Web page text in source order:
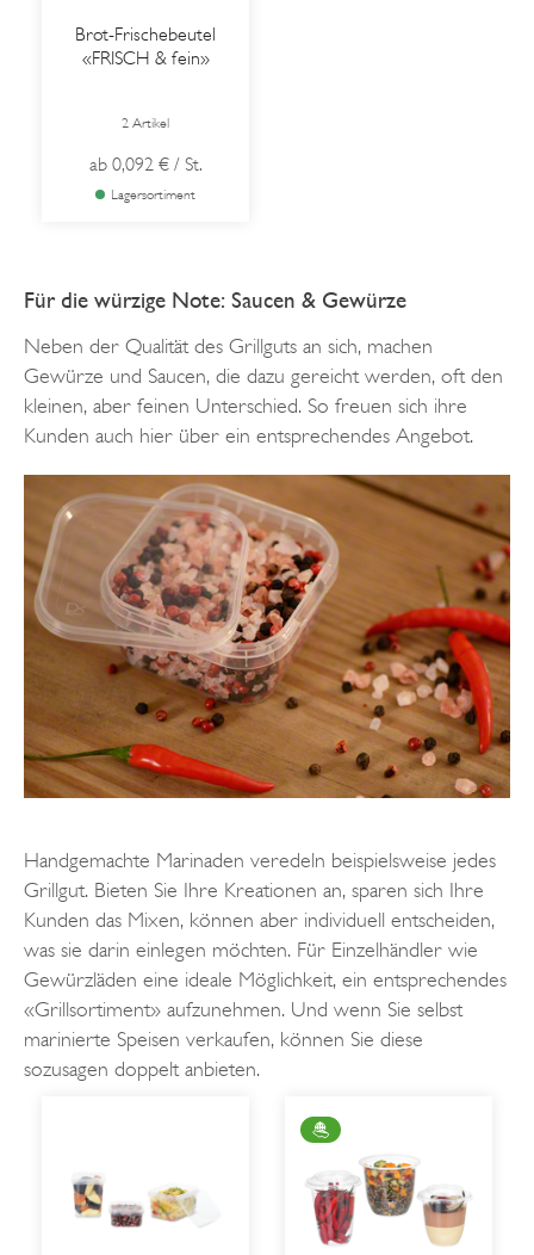
Brot-Frischebeutel
«FRISCH & fein»
2 Artikel
ab 0,092 € / St.
Lagersortiment
Für die würzige Note: Saucen & Gewürze
Neben der Qualität des Grillguts an sich, machen
Gewürze und Saucen, die dazu gereicht werden, oft den
kleinen, aber feinen Unterschied. So freuen sich ihre
Kunden auch hier über ein entsprechendes Angebot.
Handgemachte Marinaden veredeln beispielsweise jedes
Grillgut. Bieten Sie Ihre Kreationen an, sparen sich Ihre
Kunden das Mixen, können aber individuell entscheiden,
was sie darin einlegen möchten. Für Einzelhändler wie
Gewürzläden eine ideale Möglichkeit, ein entsprechendes
«Grillsortiment» aufzunehmen. Und wenn Sie selbst
marinierte Speisen verkaufen, können Sie diese
sozusagen doppelt anbieten.